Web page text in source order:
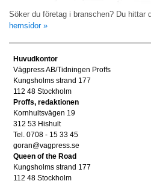
Söker du företag i branschen? Du hittar
hemsidor »
Huvudkontor
Vägpress AB/Tidningen Proffs
Kungsholms strand 177
112 48 Stockholm
Proffs, redaktionen
Kornhultsvägen 19
312 53 Hishult
Tel. 0708 - 15 33 45
goran@vagpress.se
Queen of the Road
Kungsholms strand 177
112 48 Stockholm